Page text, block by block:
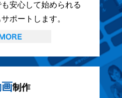
安心して始められる
ポートします。
制作